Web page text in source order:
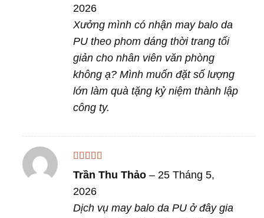
2026
Xưởng mình có nhận may balo da
PU theo phom dáng thời trang tối
giản cho nhân viên văn phòng
không ạ? Mình muốn đặt số lượng
lớn làm quà tặng kỷ niệm thành lập
công ty.
Được xếp
hạng4 5
sao
Trần Thu Thảo– 25 Tháng 5,
2026
Dịch vụ may balo da PU ở đây gia